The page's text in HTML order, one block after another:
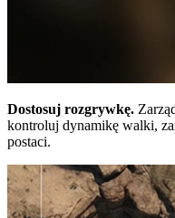
Dostosuj rozgrywkę.
kontroluj dynamikę walki,
postaci.